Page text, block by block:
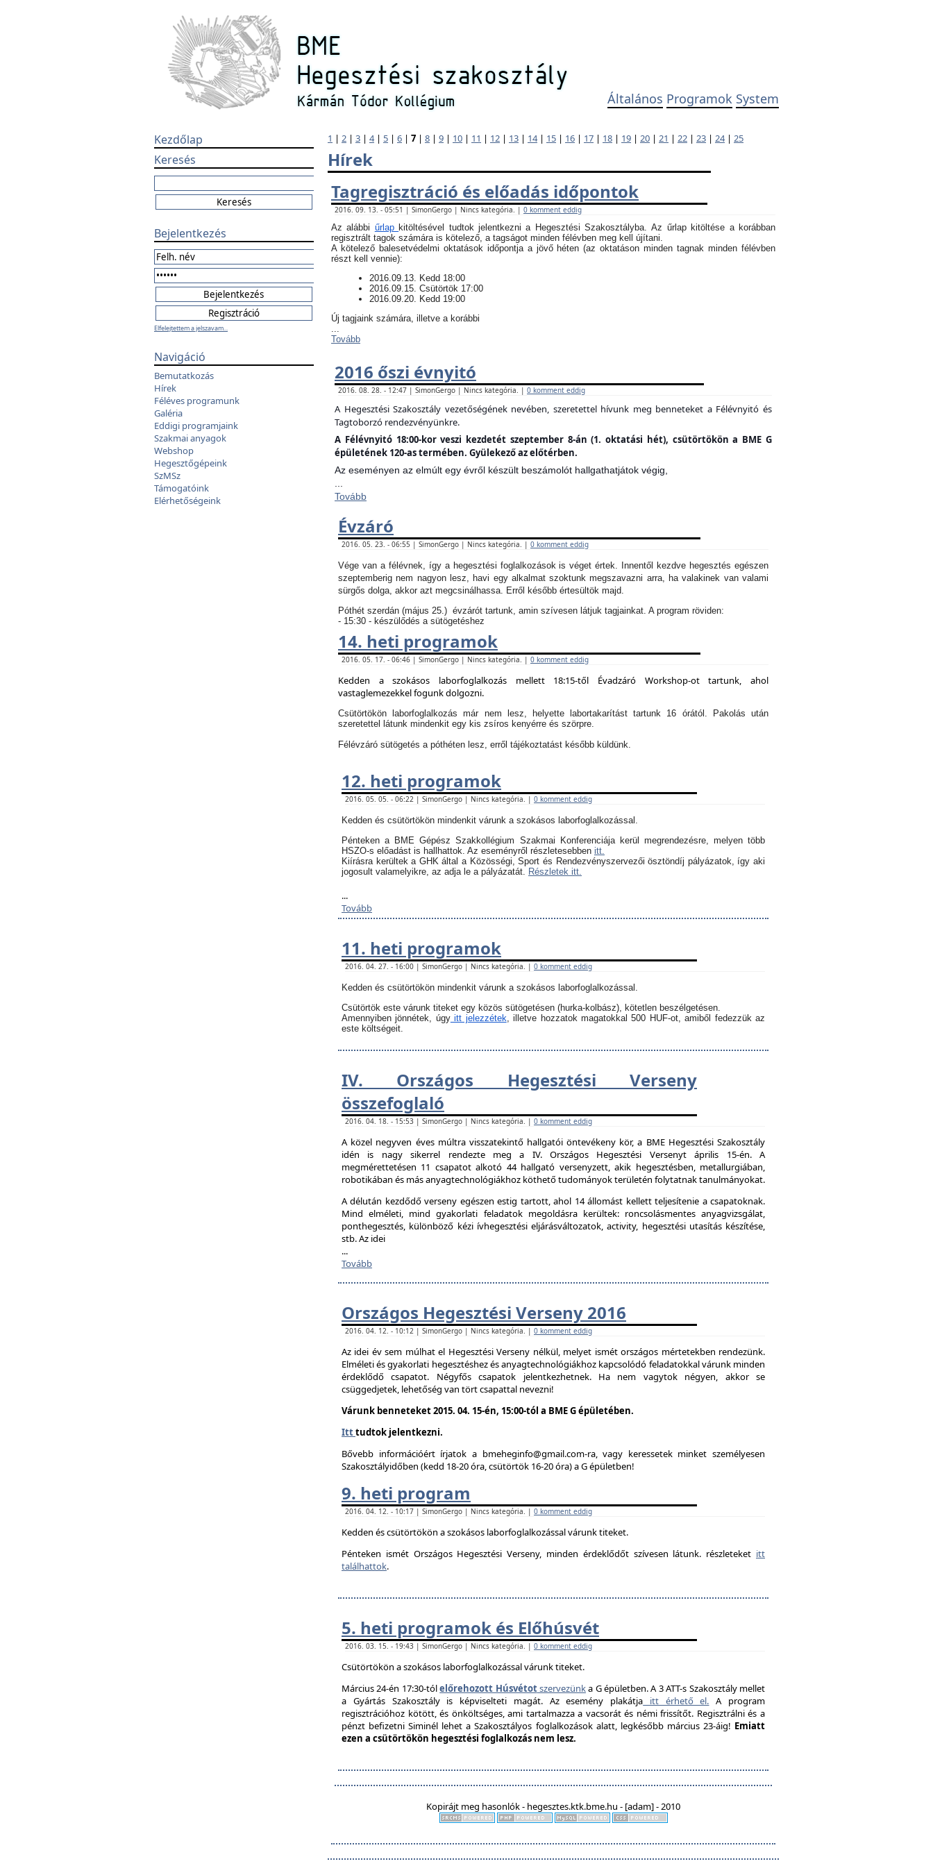
Általános Programok System
Kezdőlap
Keresés
Bejelentkezés
Elfelejtettem a jelszavam...
Navigáció
Bemutatkozás
Hírek
Féléves programunk
Galéria
Eddigi programjaink
Szakmai anyagok
Webshop
Hegesztőgépeink
SzMSz
Támogatóink
Elérhetőségeink
1 | 2 | 3 | 4| 5 | 6 | 7 | 8 | 9 | 10 | 11 | 12 | 13 | 14| 15 | 16 | 17 | 18 | 19 | 20 | 21 | 22 | 23 | 24| 25
Hírek
Tagregisztráció és előadás időpontok
2016. 09. 13. - 05:51 | SimonGergo | Nincs kategória. | 0 komment eddig
Az alábbi űrlap kitöltésével tudtok jelentkezni a Hegesztési Szakosztályba. Az űrlap kitöltése a korábban
regisztrált tagok számára is kötelező, a tagságot minden félévben meg kell újítani.
​A kötelező balesetvédelmi oktatások időpontja a jövő héten (az oktatáson minden tagnak minden félévben
részt kell vennie):
​2016.09.13. Kedd 18:00
2016.09.15. Csütörtök 17:00
2016.09.20. Kedd 19:00
Új tagjaink számára, illetve a korábbi
...
Tovább
2016 őszi évnyitó
2016. 08. 28. - 12:47 | SimonGergo | Nincs kategória. | 0 komment eddig
A Hegesztési Szakosztály vezetőségének nevében, szeretettel hívunk meg benneteket a Félévnyitó és
Tagtoborzó rendezvényünkre.
A Félévnyitó 18:00-kor veszi kezdetét szeptember 8-án (1. oktatási hét), csütörtökön a BME G
épületének 120-as termében. Gyülekező az előtérben.
Az eseményen az elmúlt egy évről készült beszámolót hallgathatjátok végig,
Tovább
Évzáró
2016. 05. 23. - 06:55 | SimonGergo | Nincs kategória. | 0 komment eddig
Vége van a félévnek, így a hegesztési foglalkozások is véget értek. Innentől kezdve hegesztés egészen
szeptemberig nem nagyon lesz, havi egy alkalmat szoktunk megszavazni arra, ha valakinek van valami
sürgős dolga, akkor azt megcsinálhassa. Erről később értesültök majd.
Póthét szerdán (május 25.) évzárót tartunk, amin szívesen látjuk tagjainkat. A program röviden:
- 15:30 - készülődés a sütögetéshez
14. heti programok
2016. 05. 17. - 06:46 | SimonGergo | Nincs kategória. | 0 komment eddig
Kedden a szokásos laborfoglalkozás mellett 18:15-től Évadzáró Workshop-ot tartunk, ahol
vastaglemezekkel fogunk dolgozni.
Csütörtökön laborfoglalkozás már nem lesz, helyette labortakarítást tartunk 16 órától. Pakolás után
szeretettel látunk mindenkit egy kis zsíros kenyérre és szörpre.
Félévzáró sütögetés a póthéten lesz, erről tájékoztatást később küldünk.
12. heti programok
2016. 05. 05. - 06:22 | SimonGergo | Nincs kategória. | 0 komment eddig
Kedden és csütörtökön mindenkit várunk a szokásos laborfoglalkozással.
Pénteken a BME Gépész Szakkollégium Szakmai Konferenciája kerül megrendezésre, melyen több
HSZO-s előadást is hallhattok. Az eseményről részletesebben itt.
Kiírásra kerültek a GHK által a Közösségi, Sport és Rendezvényszervezői ösztöndíj pályázatok, így aki
jogosult valamelyikre, az adja le a pályázatát. Részletek itt.
...
Tovább
11. heti programok
2016. 04. 27. - 16:00 | SimonGergo | Nincs kategória. | 0 komment eddig
Kedden és csütörtökön mindenkit várunk a szokásos laborfoglalkozással.
Csütörtök este várunk titeket egy közös sütögetésen (hurka-kolbász), kötetlen beszélgetésen.
Amennyiben jönnétek, úgyitt jelezzétek, illetve hozzatok magatokkal 500 HUF-ot, amiből fedezzük az
este költségeit.
IV. Országos Hegesztési Verseny
összefoglaló
2016. 04. 18. - 15:53 | SimonGergo | Nincs kategória. | 0 komment eddig
A közel negyven éves múltra visszatekintő hallgatói öntevékeny kör, a BME Hegesztési Szakosztály
idén is nagy sikerrel rendezte meg a IV. Országos Hegesztési Versenyt április 15-én. A
megmérettetésen 11 csapatot alkotó 44 hallgató versenyzett, akik hegesztésben, metallurgiában,
robotikában és más anyagtechnológiákhoz köthető tudományok területén folytatnak tanulmányokat.
A délután kezdődő verseny egészen estig tartott, ahol 14 állomást kellett teljesítenie a csapatoknak.
Mind elméleti, mind gyakorlati feladatok megoldásra kerültek: roncsolásmentes anyagvizsgálat,
ponthegesztés, különböző kézi ívhegesztési eljárásváltozatok, activity, hegesztési utasítás készítése,
stb. Az idei
...
Tovább
Országos Hegesztési Verseny 2016
2016. 04. 12. - 10:12 | SimonGergo | Nincs kategória. | 0 komment eddig
Az idei év sem múlhat el Hegesztési Verseny nélkül, melyet ismét országos mértetekben rendezünk.
Elméleti és gyakorlati hegesztéshez és anyagtechnológiákhoz kapcsolódó feladatokkal várunk minden
érdeklődő csapatot. Négyfős csapatok jelentkezhetnek. Ha nem vagytok négyen, akkor se
csüggedjetek, lehetőség van tört csapattal nevezni!
Várunk benneteket 2015. 04. 15-én, 15:00-tól a BME G épületében.
Itttudtok jelentkezni.
Bővebb információért írjatok a bmeheginfo@gmail.com-ra, vagy keressetek minket személyesen
Szakosztályidőben (kedd 18-20 óra, csütörtök 16-20 óra) a G épületben!
9. heti program
2016. 04. 12. - 10:17 | SimonGergo | Nincs kategória. | 0 komment eddig
Kedden és csütörtökön a szokásos laborfoglalkozással várunk titeket.
Pénteken ismét Országos Hegesztési Verseny, minden érdeklődőt szívesen látunk. részleteket itt
találhattok.
5. heti programok és Előhúsvét
2016. 03. 15. - 19:43 | SimonGergo | Nincs kategória. | 0 komment eddig
Csütörtökön a szokásos laborfoglalkozással várunk titeket.
Március 24-én 17:30-tólelőrehozott Húsvétotszervezünka G épületben. A 3 ATT-s Szakosztály mellet
a Gyártás Szakosztály is képviselteti magát. Az esemény plakátja itt érhető el. A program
regisztrációhoz kötött, és önköltséges, ami tartalmazza a vacsorát és némi frissítőt. Regisztrálni és a
pénzt befizetni Siminél lehet a Szakosztályos foglalkozások alatt, legkésőbb március 23-áig! Emiatt
ezen a csütörtökön hegesztési foglalkozás nem lesz.
Kopirájt meg hasonlók - hegesztes.ktk.bme.hu - [adam] - 2010